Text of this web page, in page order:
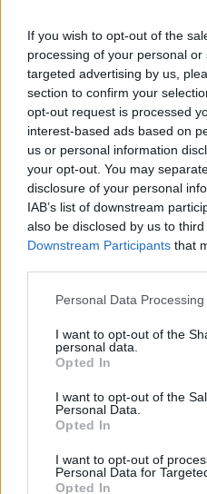
If you wish to opt-out of the
processing of your personal
targeted advertising by us,
section to confirm your
opt-out request is processed
interest-based ads based on
us or personal information
your opt-out. You may
disclosure of your personal
IAB’s list of downstream
also be disclosed by us to
Downstream Participants that
Personal Data
I want to opt-out of the
personal data.
Opted In
I want to opt-out of the
Personal Data.
Opted In
I want to opt-out of
Personal Data for
Opted In
Oktatás és nevelés
szabadidőmben írok. Szeretek
mögé és közben keresem az
mögött. Néha meséket is
KAPCSOLÓDÓ CIKKEK